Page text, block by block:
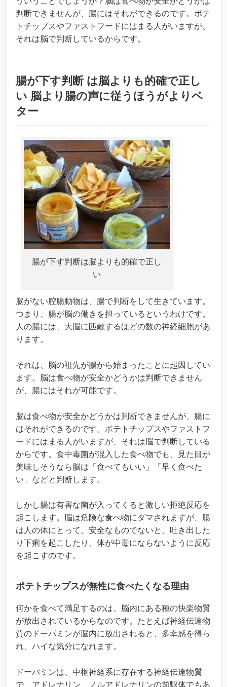
判断できませんが、腸にはそれができるのです。ポテ
トチップスやファストフードにはまる人がいますが、
それは脳で判断しているからです。
腸が下す判断 は脳よりも的確で正し
い 脳より腸の声に従うほうがよりベ
ター
腸が下す判断は脳よりも的確で正し
い
脳がない腔腸動物は、腸で判断をして生きています。
つまり、腸が脳の働きを担っているというわけです。
人の腸には、大脳に匹敵するほどの数の神経細胞があ
ります。
それは、脳の祖先が腸から始まったことに起因してい
ます。脳は食べ物が安全かどうかは判断できません
が、腸にはそれが可能です。
脳は食べ物が安全かどうかは判断できませんが、腸に
はそれができるのです。ポテトチップスやファストフ
ードにはまる人がいますが、それは脳で判断している
からです。食中毒菌が混入した食べ物でも、見た目が
美味しそうなら脳は「食べてもいい」「早く食べた
い」などと判断します。
しかし腸は有害な菌が入ってくると激しい拒絶反応を
起こします。脳は危険な食べ物にダマされますが、腸
は人の体にとって、安全なものでないと、吐き出した
り下痢を起こしたり、体が中毒にならないように反応
を起こすのです。
ポテトチップスが無性に食べたくなる理由
何かを食べて満足するのは、脳内にある種の快楽物質
が放出されているからなのです。たとえば神経伝達物
質のドーパミンが脳内に放出されると、多幸感を得ら
れ、ハイな気分になれます。
ドーパミンは、中枢神経系に存在する神経伝達物質
で、アドレナリン、ノルアドレナリンの前駆体でもあ